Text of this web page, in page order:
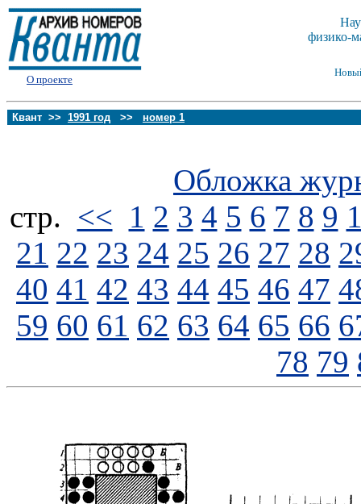
О проекте
физико-
Квант >> 1991 год >> номер 1
Обложка
стp. << 1 2 3 4 5 6 7 8 9
21 22 23 24 25 26 27 28
40 41 42 43 44 45 46 47
59 60 61 62 63 64 65 66
78 79